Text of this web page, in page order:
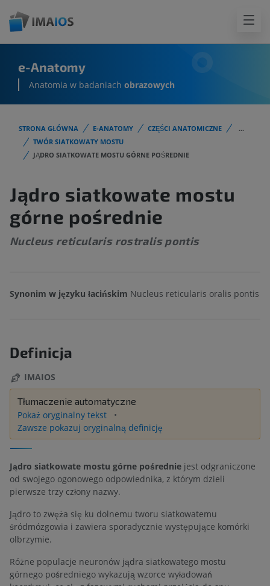
e-Anatomy
Anatomia w badaniach obrazowych
STRONA GŁÓWNA E-ANATOMY CZĘŚCI ANATOMICZNE
...
TWÓR SIATKOWATY MOSTU
JĄDRO SIATKOWATE MOSTU GÓRNE POŚREDNIE
Jądro siatkowate mostu
górne pośrednie
Nucleus reticularis rostralis pontis
Synonim w języku łacińskim Nucleus reticularis oralis pontis
Definicja
IMAIOS
Tłumaczenie automatyczne
Pokaż oryginalny tekst
Zawsze pokazuj oryginalną definicję
Jądro siatkowate mostu górne pośrednie jest odgraniczone
od swojego ogonowego odpowiednika, z którym dzieli
pierwsze trzy człony nazwy.
Jądro to zwęża się ku dolnemu tworu siatkowatemu
śródmózgowia i zawiera sporadycznie występujące komórki
olbrzymie.
Różne populacje neuronów jądra siatkowatego mostu
górnego pośredniego wykazują wzorce wyładowań